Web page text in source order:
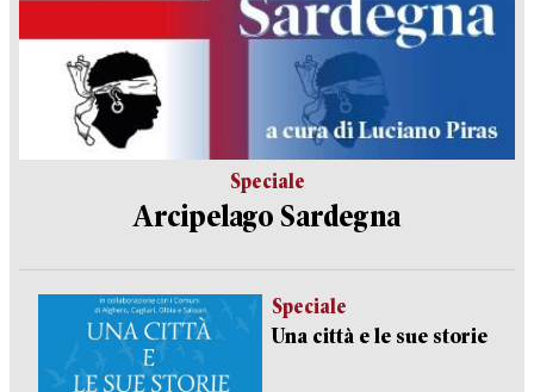
Speciale
Arcipelago Sardegna
Speciale
Una città e le sue storie